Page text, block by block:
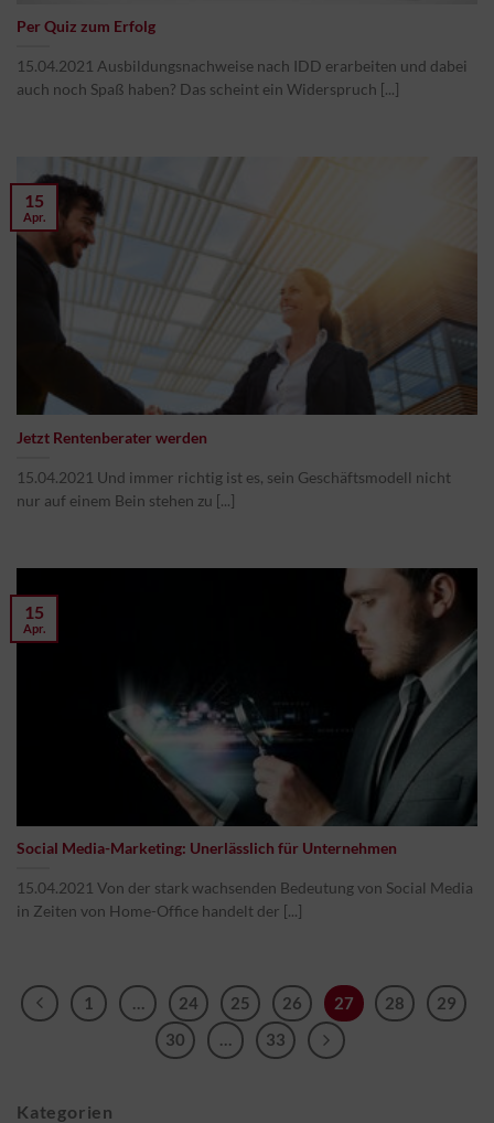
Per Quiz zum Erfolg
15.04.2021 Ausbildungsnachweise nach IDD erarbeiten und dabei
auch noch Spaß haben? Das scheint ein Widerspruch [...]
Jetzt Rentenberater werden
15.04.2021 Und immer richtig ist es, sein Geschäftsmodell nicht
nur auf einem Bein stehen zu [...]
15
Apr.
Social Media-Marketing: Unerlässlich für Unternehmen
15.04.2021 Von der stark wachsenden Bedeutung von Social Media
in Zeiten von Home-Office handelt der [...]
15
Apr.
1 24 25 26 27 28
29
30
… 33
Kategorien